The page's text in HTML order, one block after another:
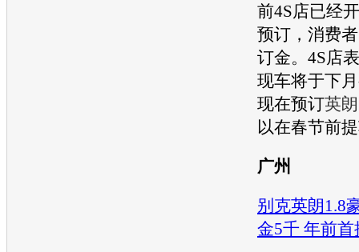
前4S店已经
预订，消费
订金。4S店
现车将于下
现在预订英朗
以在春节前
广州
别克英朗1.8
金5千 年前首